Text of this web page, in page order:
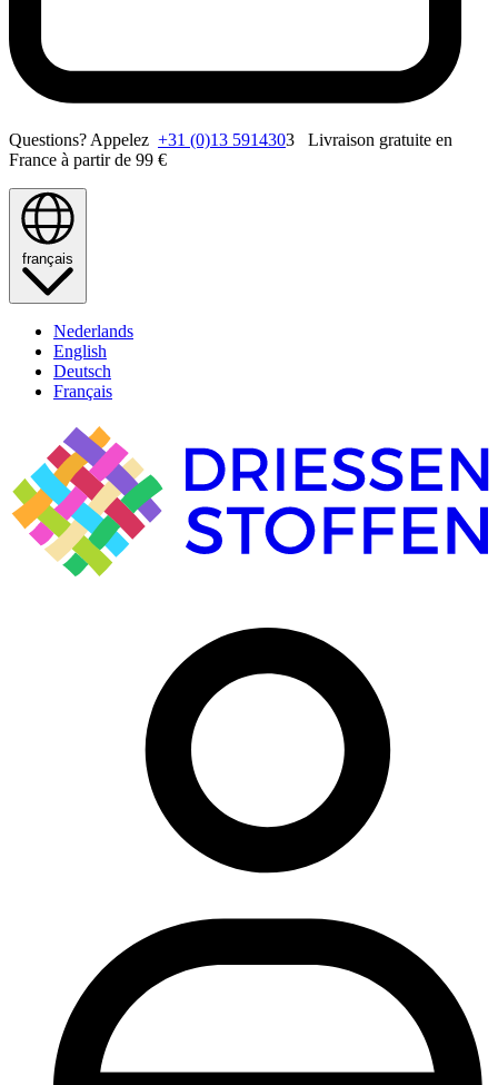
Questions? Appelez +31 (0)13 5914303 Livraison gratuite en
France à partir de 99 €
français
Nederlands
English
Deutsch
Français